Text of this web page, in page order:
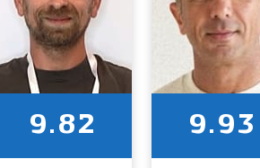
9.93
9.82